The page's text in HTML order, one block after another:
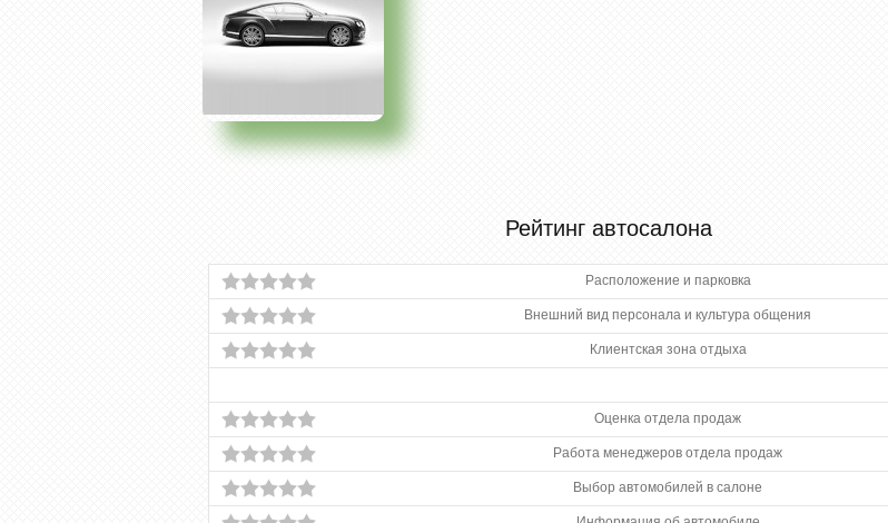
Рейтинг автосалона
Расположение и парковка
Внешний вид персонала и культура общения
Клиентская зона отдыха
Оценка отдела продаж
Работа менеджеров отдела продаж
Выбор автомобилей в салоне